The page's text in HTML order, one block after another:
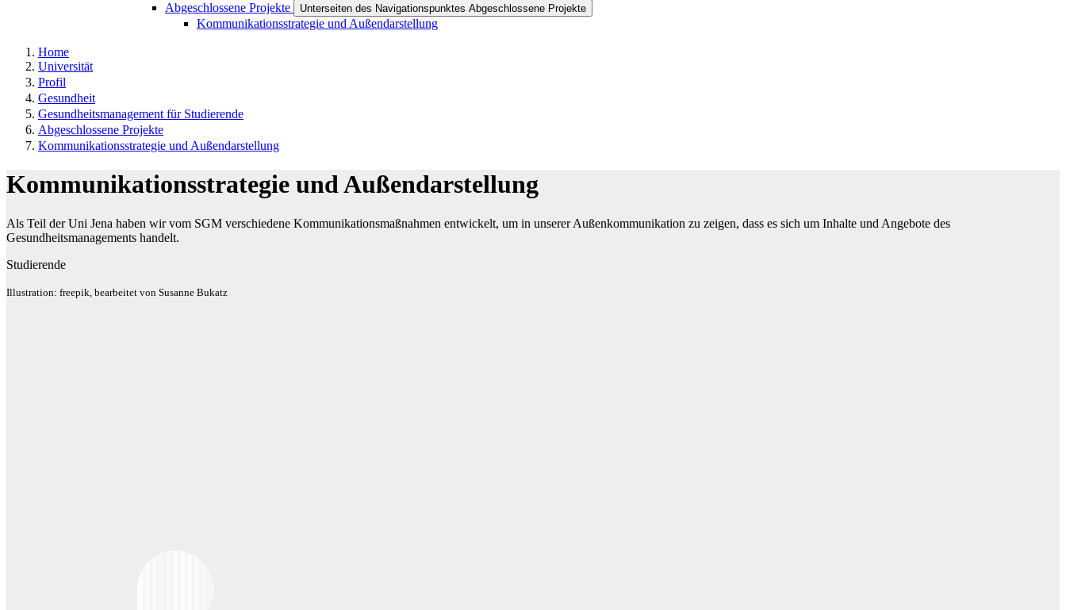
Abgeschlossene Projekte Unterseiten des Navigationspunktes Abgeschlossene Projekte
Kommunikationsstrategie und Außendarstellung
Home
Universität
Profil
Gesundheit
Gesundheitsmanagement für Studierende
Abgeschlossene Projekte
Kommunikationsstrategie und Außendarstellung
Kommunikationsstrategie und Außendarstellung
Als Teil der Uni Jena haben wir vom SGM verschiedene Kommunikationsmaßnahmen entwickelt, um in unserer Außenkommunikation zu zeigen, dass es sich um Inhalte und Angebote des
Gesundheitsmanagements handelt.
Studierende
Illustration: freepik, bearbeitet von Susanne Bukatz